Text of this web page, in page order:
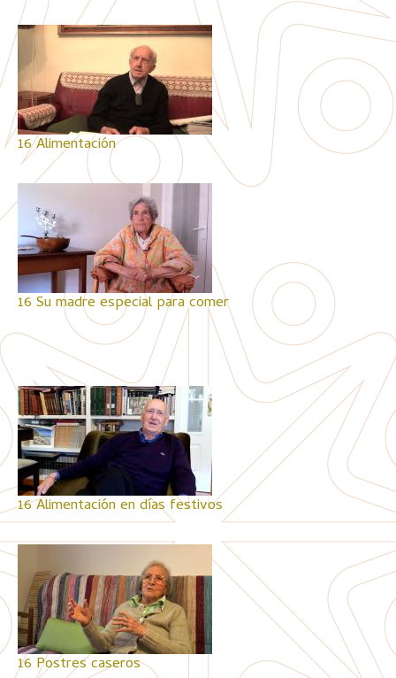
16 Alimentación
16 Su madre especial para comer
16 Alimentación en días festivos
16 Postres caseros